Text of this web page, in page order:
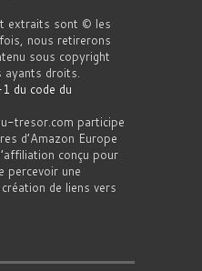
extraits sont © les
nous retirerons
sous copyright
ayants droits.
du code du
tresor.com participe
d’Amazon Europe
conçu pour
percevoir une
de liens vers